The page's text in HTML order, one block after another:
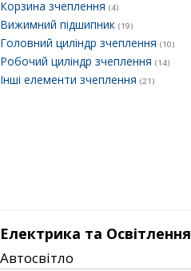
Корзина зчеплення (4)
Вижимний підшипник (19)
Головний циліндр зчеплення (10)
Робочий циліндр зчеплення (14)
Інші елементи зчеплення (21)
Електрика та Освітлення
Автосвітло